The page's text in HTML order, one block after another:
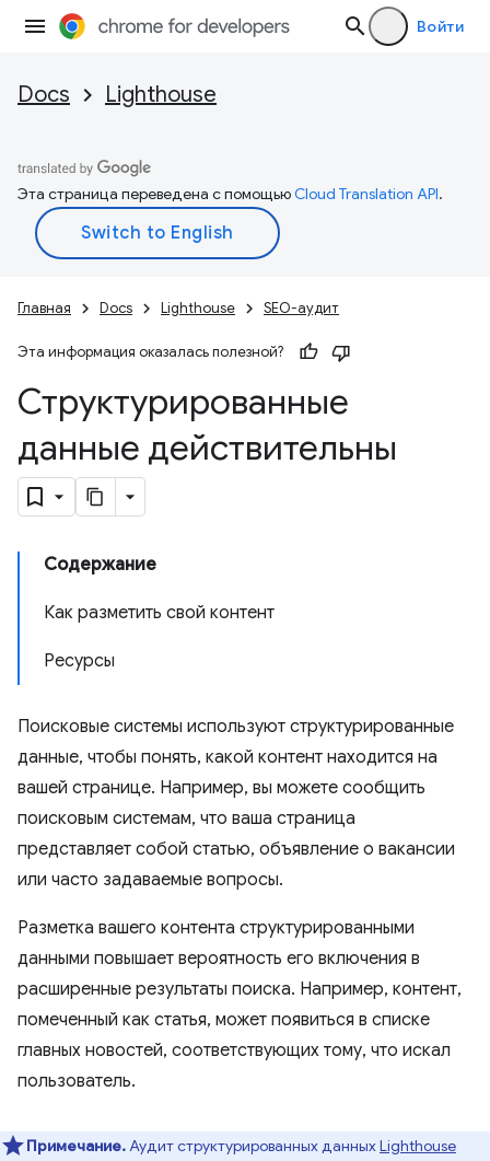
Войти
Docs Lighthouse
Эта страница переведена с помощьюCloud Translation API.
Главная Docs Lighthouse SEO-аудит
Эта информация оказалась полезной?
Структурированные
данные действительны
Содержание
Как разметить свой контент
Ресурсы
Поисковые системы используют структурированные
данные, чтобы понять, какой контент находится на
вашей странице. Например, вы можете сообщить
поисковым системам, что ваша страница
представляет собой статью, объявление о вакансии
или часто задаваемые вопросы.
Разметка вашего контента структурированными
данными повышает вероятность его включения в
расширенные результаты поиска. Например, контент,
помеченный как статья, может появиться в списке
главных новостей, соответствующих тому, что искал
пользователь.
Примечание.Аудит структурированных данныхLighthouse